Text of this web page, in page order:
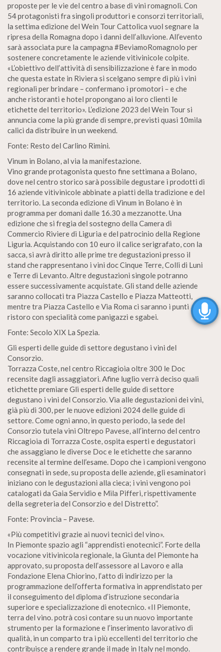
proposte per le vie del centro a base di vini romagnoli. Con
54 protagonisti fra singoli produttori e consorzi territoriali,
la settima edizione del Wein Tour Cattolica vuol segnare la
ripresa della Romagna dopo i danni dell’alluvione. All’evento
sarà associata pure la campagna #BeviamoRomagnolo per
sostenere concretamente le aziende vitivinicole colpite.
«L’obiettivo dell’attività di sensibilizzazione è fare in modo
che questa estate in Riviera si scelgano sempre di più i vini
regionali per brindare – confermano i promotori – e che
anche ristoranti e hotel propongano ai loro clienti le
etichette del territorio». L’edizione 2023 del Wein Tour si
annuncia come la più grande di sempre, previsti quasi 10mila
calici da distribuire in un weekend.
Fonte: Resto del Carlino Rimini.
Vinum in Bolano, al via la manifestazione.
Vino grande protagonista questo fine settimana a Bolano,
dove nel centro storico sarà possibile degustare i prodotti di
16 aziende vitivinicole abbinate a piatti della tradizione e del
territorio. La seconda edizione di Vinum in Bolano è in
programma per domani dalle 16.30 a mezzanotte. Una
edizione che si fregia del sostegno della Camera di
Commercio Riviere di Liguria e del patrocinio della Regione
Liguria. Acquistando con 10 euro il calice serigrafato, con la
sacca, si avrà diritto alle prime tre degustazioni presso il
stand che rappresentano i vini doc Cinque Terre, Colli di Luni
e Terre di Levanto. Altre degustazioni singole potranno
essere successivamente acquistate. Gli stand delle aziende
saranno collocati tra Piazza Castello e Piazza Matteotti,
mentre tra Piazza Castello e Via Roma ci saranno i punti
ristoro con specialità come panigazzi e sgabei.
Fonte: Secolo XIX La Spezia.
Gli esperti delle guide di settore degustano i vini del
Consorzio.
Torrazza Coste, nel centro Riccagioia oltre 300 le Doc
recensite dagli assaggiatori. Afine luglio verrà deciso quali
etichette premiare Gli esperti delle guide di settore
degustano i vini del Consorzio. Via alle degustazioni dei vini,
già più di 300, per le nuove edizioni 2024 delle guide di
settore. Come ogni anno, in questo periodo, la sede del
Consorzio tutela vini Oltrepo Pavese, all’interno del centro
Riccagioia di Torrazza Coste, ospita esperti e degustatori
che assaggiano le diverse Doc e le etichette che saranno
recensite al termine dell’esame. Dopo che i campioni vengono
consegnati in sede, su proposta delle aziende, gli esaminatori
iniziano con le degustazioni alla cieca; i vini vengono poi
catalogati da Gaia Servidio e Mila Pifferi, rispettivamente
della segreteria del Consorzio e del Distretto”.
Fonte: Provincia – Pavese.
«Più competitivi grazie ai nuovi tecnici del vino».
In Piemonte spazio agli “apprendisti enotecnici”. Forte della
vocazione vitivinicola regionale, la Giunta del Piemonte ha
approvato, su proposta dell’assessore al Lavoro e alla
Fondazione Elena Chiorino, l’atto di indirizzo per la
programmazione dell’offerta formativa in apprendistato per
il conseguimento del diploma d’istruzione secondaria
superiore e specializzazione di enotecnico. «Il Piemonte,
terra del vino. potrà così contare su un nuovo importante
strumento per la formazione e l’inserimento lavorativo di
qualità, in un comparto tra i più eccellenti del territorio che
contribuisce a rendere grande il made in Italy nel mondo.